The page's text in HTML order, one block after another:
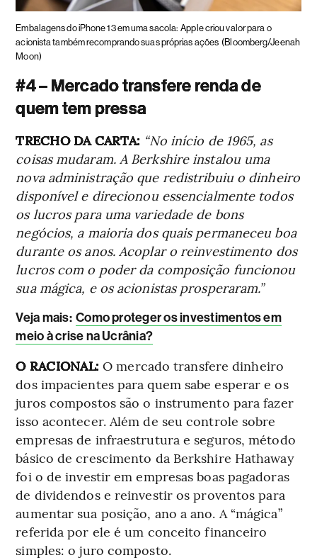
Embalagens do iPhone 13 em uma sacola: Apple criou valor para o
acionista também recomprando suas próprias ações (Bloomberg/Jeenah
Moon)
#4 – Mercado transfere renda de
quem tem pressa
TRECHO DA CARTA: “No início de 1965, as
coisas mudaram. A Berkshire instalou uma
nova administração que redistribuiu o dinheiro
disponível e direcionou essencialmente todos
os lucros para uma variedade de bons
negócios, a maioria dos quais permaneceu boa
durante os anos. Acoplar o reinvestimento dos
lucros com o poder da composição funcionou
sua mágica, e os acionistas prosperaram.”
Veja mais: Como proteger os investimentos em
meio à crise na Ucrânia?
O RACIONAL: O mercado transfere dinheiro
dos impacientes para quem sabe esperar e os
juros compostos são o instrumento para fazer
isso acontecer. Além de seu controle sobre
empresas de infraestrutura e seguros, método
básico de crescimento da Berkshire Hathaway
foi o de investir em empresas boas pagadoras
de dividendos e reinvestir os proventos para
aumentar sua posição, ano a ano. A “mágica”
referida por ele é um conceito financeiro
simples: o juro composto.